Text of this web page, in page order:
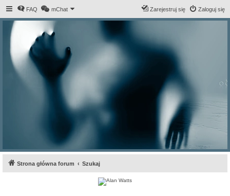
FAQ mChat Zaloguj się
Zarejestruj się
Strona główna forum Szukaj